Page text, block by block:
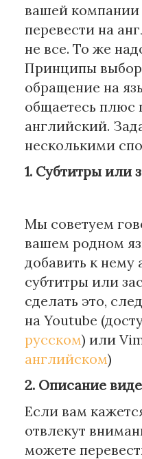
вашей
перевести на
не все. То же
Принципы
обращение на
общаетесь плюс
английский.
несколькими
1. Субтитры или
Мы советуем
вашем родном
добавить к нему
субтитры или
сделать это,
на Youtube
русском) или
английском)
2. Описание
Если вам
отвлекут
можете